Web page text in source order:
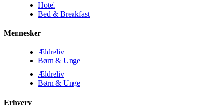
Hotel
Bed & Breakfast
Mennesker
Ældreliv
Børn & Unge
Ældreliv
Børn & Unge
Erhverv